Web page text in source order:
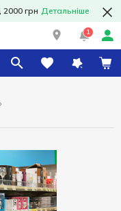
грн Детальніше
1